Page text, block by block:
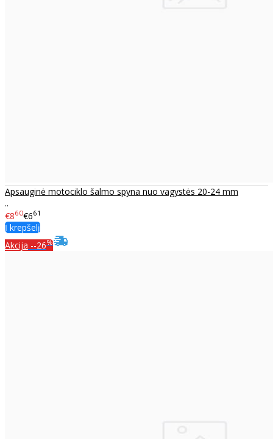
Apsauginė motociklo šalmo spyna nuo vagystės 20-24 mm
..
€860€661
Į krepšelį
Akcija --26%